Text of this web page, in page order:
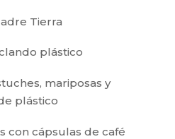
Tierra
plástico
mariposas y
plástico
con cápsulas de café